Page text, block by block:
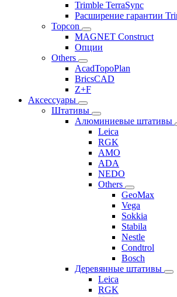
Trimble TerraSync
Расширение гарантии
Topcon
MAGNET Construct
Опции
Others
AcadTopoPlan
BricsCAD
Z+F
Аксессуары
Штативы
Алюминиевые штативы
Leica
RGK
AMO
ADA
NEDO
Others
GeoMax
Vega
Sokkia
Stabila
Nestle
Condtrol
Bosch
Деревянные штативы
Leica
RGK